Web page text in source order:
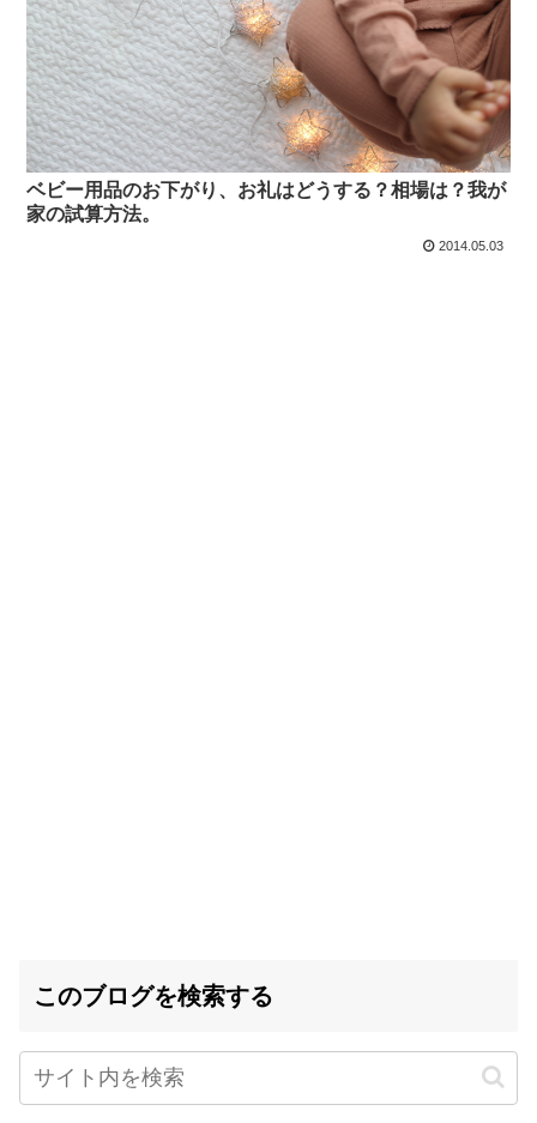
ベビー用品のお下がり、お礼はどうする？相場は？我が
家の試算方法。
2014.05.03
このブログを検索する